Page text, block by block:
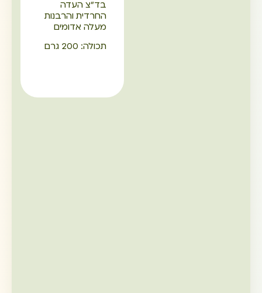
בד"צ העדה
החרדית והרבנות
מעלה אדומים
תכולה: 200 גרם